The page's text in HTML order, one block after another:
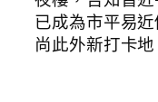
已成為市平易
尚此外新打卡地